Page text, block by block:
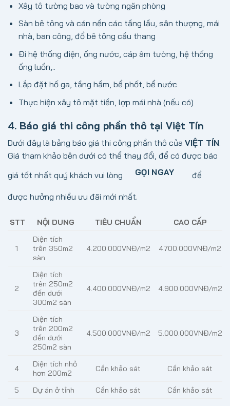
Xây tô tường bao và tường ngăn phòng
Sàn bê tông và cán nền các tầng lầu, sân thượng, mái
nhà, ban công, đổ bê tông cầu thang
Đi hệ thống điện, ống nước, cáp âm tường, hệ thống
ống luồn,..
Lắp đặt hố ga, tầng hầm, bể phốt, bể nước
Thực hiện xây tô mặt tiền, lợp mái nhà (nếu có)
4. Báo giá thi công phần thô tại Việt Tín
Dưới đây là bảng báo giá thi công phần thô của VIỆT TÍN.
Giá tham khảo bên dưới có thể thay đổi, để có được báo
giá tốt nhất quý khách vui lòng
GỌI NGAY để
được hưởng nhiều ưu đãi mới nhất.
STT NỘI DUNG TIÊU CHUẨN CAO CẤP
1
Diện tích
trên 350m2
sàn
4.200.000VNĐ/m2 4.700.000VNĐ/m2
2
Diện tích
trên 250m2
đến dưới
300m2 sàn
4.400.000VNĐ/m2 4.900.000VNĐ/m2
3
Diện tích
trên 200m2
đến dưới
250m2 sàn
4.500.000VNĐ/m2 5.000.000VNĐ/m2
4
Diện tích nhỏ
hơn 200m2
Cần khảo sát Cần khảo sát
5 Dự án ở tỉnh Cần khảo sát Cần khảo sát